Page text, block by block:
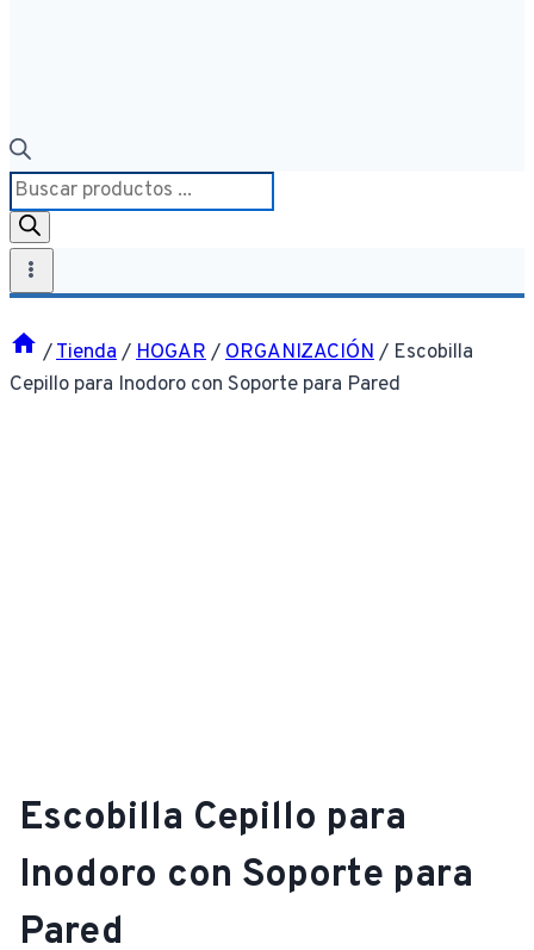
Búsqueda
de
productos
/Tienda/HOGAR/ORGANIZACIÓN/ Escobilla
Cepillo para Inodoro con Soporte para Pared
Escobilla Cepillo para
Inodoro con Soporte para
Pared